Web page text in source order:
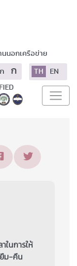
นนอกเครือข่าย
ก ก TH EN
าในการให้
ม-คืน